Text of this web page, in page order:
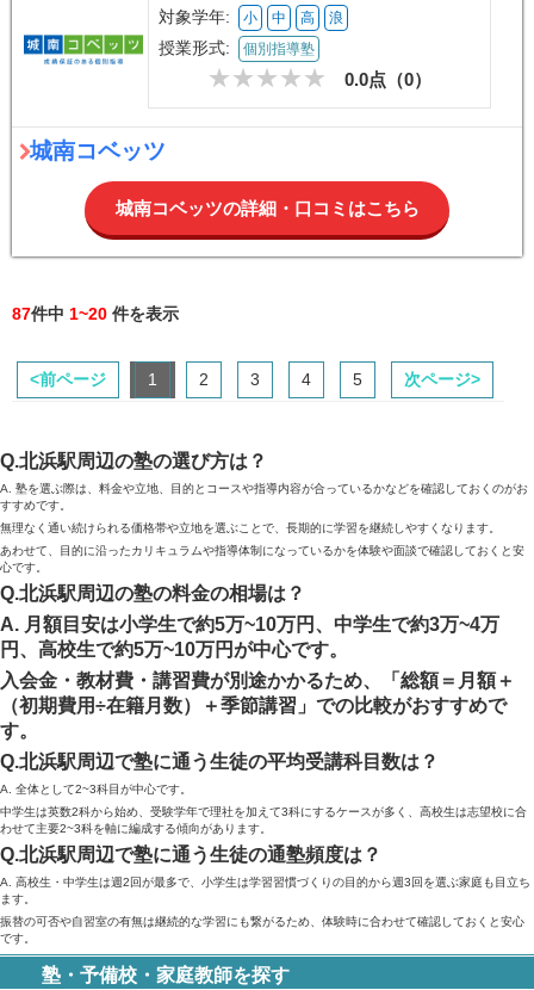
対象学年: 小 中 高 浪
授業形式: 個別指導塾
0.0点（0）
城南コベッツ
城南コベッツの詳細・口コミはこちら
87件中 1~20 件を表示
<前ページ 1 2 3 4 5 次ページ>
Q.北浜駅周辺の塾の選び方は？
A. 塾を選ぶ際は、料金や立地、目的とコースや指導内容が合っているかなどを確認しておくのがお
すすめです。
無理なく通い続けられる価格帯や立地を選ぶことで、長期的に学習を継続しやすくなります。
あわせて、目的に沿ったカリキュラムや指導体制になっているかを体験や面談で確認しておくと安
心です。
Q.北浜駅周辺の塾の料金の相場は？
A. 月額目安は小学生で約5万~10万円、中学生で約3万~4万
円、高校生で約5万~10万円が中心です。
入会金・教材費・講習費が別途かかるため、「総額＝月額＋
（初期費用÷在籍月数）＋季節講習」での比較がおすすめで
す。
Q.北浜駅周辺で塾に通う生徒の平均受講科目数は？
A. 全体として2~3科目が中心です。
中学生は英数2科から始め、受験学年で理社を加えて3科にするケースが多く、高校生は志望校に合
わせて主要2~3科を軸に編成する傾向があります。
Q.北浜駅周辺で塾に通う生徒の通塾頻度は？
A. 高校生・中学生は週2回が最多で、小学生は学習習慣づくりの目的から週3回を選ぶ家庭も目立ち
ます。
振替の可否や自習室の有無は継続的な学習にも繋がるため、体験時に合わせて確認しておくと安心
です。
塾・予備校・家庭教師を探す